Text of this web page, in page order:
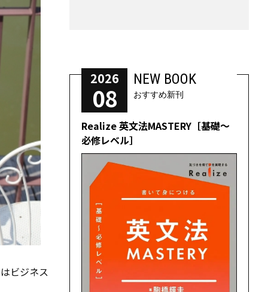
ビジネス
2026
08
NEW BOOK
おすすめ新刊
Realize 英文法MASTERY［基礎～
必修レベル］